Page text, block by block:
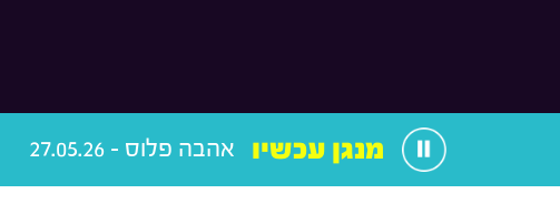
מנגן עכשיו אהבה פלוס - 27.05.26